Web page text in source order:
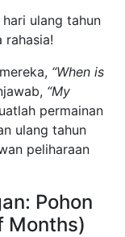
ulang tahun
rahasia!
“When is
“My
permainan
ulang tahun
peliharaan
Pohon
Months)